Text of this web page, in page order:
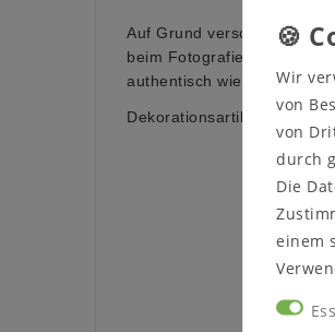
Auf Grund verschiedener
beim Fotografieren kann
authentisch wiedergegeben
Dekorationsartikel sind
Wir
von
von
durch
Die
einem